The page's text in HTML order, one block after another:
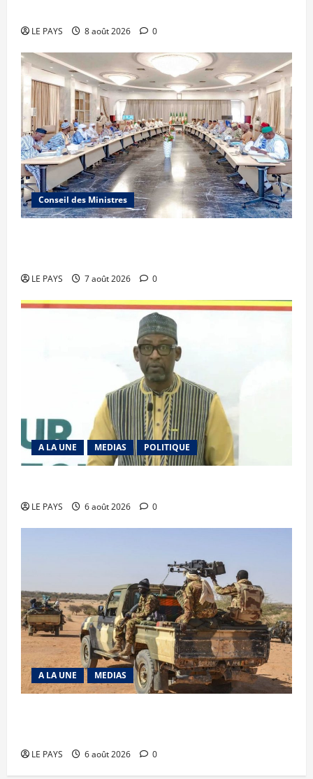
LE PAYS 8 août 2026 0
Conseil des Ministres
LE PAYS 7 août 2026 0
A LA UNE MEDIAS POLITIQUE
LE PAYS 6 août 2026 0
A LA UNE MEDIAS
LE PAYS 6 août 2026 0